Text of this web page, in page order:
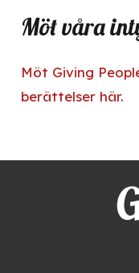
Möt våra
Möt Giving
berättelser här.